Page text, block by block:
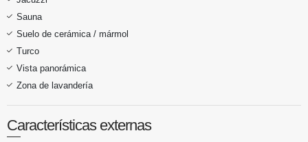
Sauna
Suelo de cerámica / mármol
Turco
Vista panorámica
Zona de lavandería
Características externas